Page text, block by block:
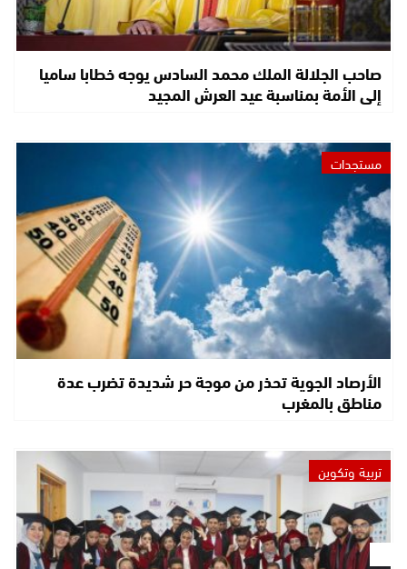
صاحب الجلالة الملك محمد السادس يوجه خطابا ساميا
إلى الأمة بمناسبة عيد العرش المجيد
مستجدات
الأرصاد الجوية تحذر من موجة حر شديدة تضرب عدة
مناطق بالمغرب
تربية وتكوين